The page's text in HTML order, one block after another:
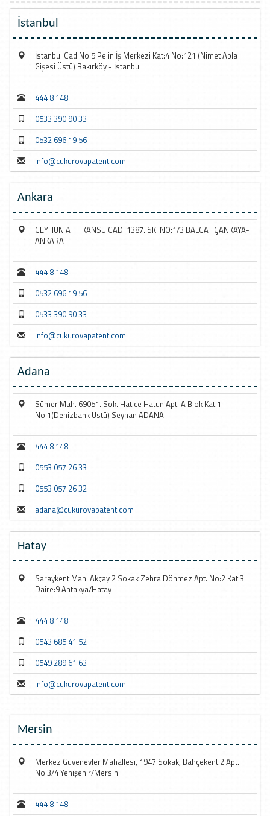
İstanbul
İstanbul Cad.No:5 Pelin İş Merkezi Kat:4 No:121 (Nimet Abla
Gişesi Üstü) Bakırköy - İstanbul
444 8 148
0533 390 90 33
0532 696 19 56
info@cukurovapatent.com
Ankara
CEYHUN ATIF KANSU CAD. 1387. SK. NO:1/3 BALGAT ÇANKAYA-
ANKARA
444 8 148
0532 696 19 56
0533 390 90 33
info@cukurovapatent.com
Adana
Sümer Mah. 69051. Sok. Hatice Hatun Apt. A Blok Kat:1
No:1(Denizbank Üstü) Seyhan ADANA
444 8 148
0553 057 26 33
0553 057 26 32
adana@cukurovapatent.com
Hatay
Saraykent Mah. Akçay 2 Sokak Zehra Dönmez Apt. No:2 Kat:3
Daire:9 Antakya/Hatay
444 8 148
0543 685 41 52
0549 289 61 63
info@cukurovapatent.com
Mersin
Merkez Güvenevler Mahallesi, 1947.Sokak, Bahçekent 2 Apt.
No:3/4 Yenişehir/Mersin
444 8 148